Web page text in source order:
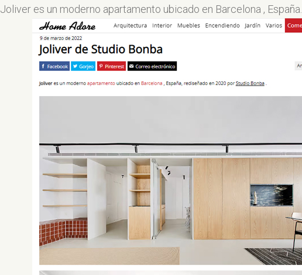
Joliver es un moderno apartamento ubicado en Barcelona , ​​España.